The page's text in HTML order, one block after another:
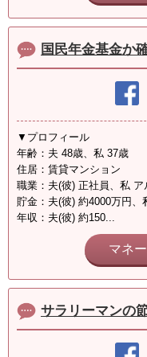
国民年金基金か
▼プロフィール
年齢：夫 48歳、私 37歳
住居：賃貸マンション
職業：夫(彼) 正社員、私 ア
貯金：夫(彼) 約4000万円、
年収：夫(彼) 約150...
マネ
サラリーマンの